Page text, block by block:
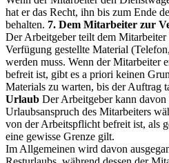
hat er das Recht, ihn bis zum Ende
behalten. 7. Dem Mitarbeiter zur
Der Arbeitgeber teilt dem
Verfügung gestellte Material
werden muss. Wenn der Mitarbeiter
befreit ist, gibt es a priori keinen
Materials zu warten, bis der Auftrag
Urlaub Der Arbeitgeber kann davon
Urlaubsanspruch des Mitarbeiters
von der Arbeitspflicht befreit ist, als
eine gewisse Grenze gilt.
Im Allgemeinen wird davon